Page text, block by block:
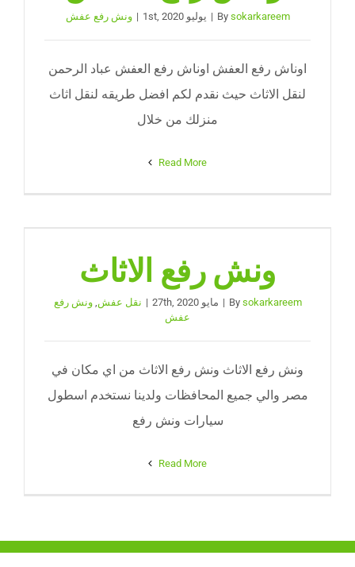
نقل عفش الجيزة
By sokarkareem
| يوليو 1st, 2020 | ونش رفع عفش
اوناش رفع العفش اوناش رفع العفش عباد الرحمن
لنقل الاثاث حيث نقدم لكم افضل طريقه لنقل اثاث
منزلك من خلال
Read More
ونش رفع الاثاث
By sokarkareem
| مايو 27th, 2020 | نقل عفش ,ونش رفع
عفش
ونش رفع الاثاث ونش رفع الاثاث من اي مكان في
مصر والي جميع المحافظات ولدينا نستخدم اسطول
سيارات ونش رفع
Read More